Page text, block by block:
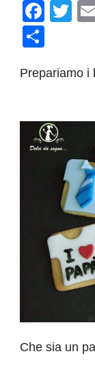
Prepariamo i
Che sia un